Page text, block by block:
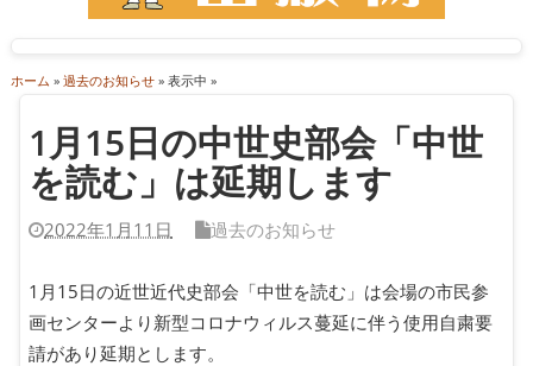
ホーム » 過去のお知らせ» 表示中 »
1月15日の中世史部会「中世
を読む」は延期します
2022年1月11日 過去のお知らせ
1月15日の近世近代史部会「中世を読む」は会場の市民参
画センターより新型コロナウィルス蔓延に伴う使用自粛要
請があり延期とします。